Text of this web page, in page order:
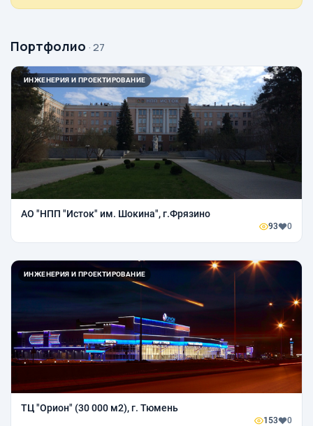
Портфолио · 27
ИНЖЕНЕРИЯ И ПРОЕКТИРОВАНИЕ
АО "НПП "Исток" им. Шокина", г.Фрязино
93 0
ИНЖЕНЕРИЯ И ПРОЕКТИРОВАНИЕ
ТЦ "Орион" (30 000 м2), г. Тюмень
153 0